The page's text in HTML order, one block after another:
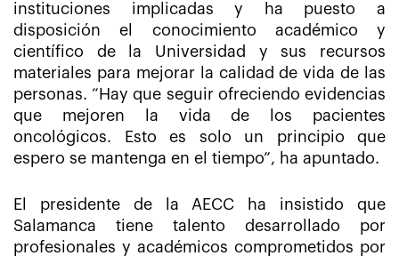
instituciones implicadas y ha puesto a
disposición el conocimiento académico y
científico de la Universidad y sus recursos
materiales para mejorar la calidad de vida de las
personas. “Hay que seguir ofreciendo evidencias
que mejoren la vida de los pacientes
oncológicos. Esto es solo un principio que
espero se mantenga en el tiempo”, ha apuntado.
El presidente de la AECC ha insistido que
Salamanca tiene talento desarrollado por
profesionales y académicos comprometidos por